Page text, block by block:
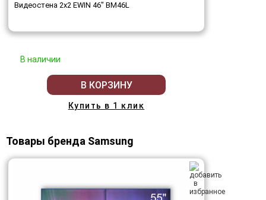
Видеостена 2x2 EWIN 46" BM46L
В наличии
В КОРЗИНУ
Купить в 1 клик
Товары бренда Samsung